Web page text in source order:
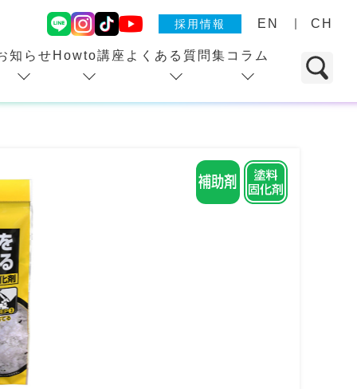
採用情報 EN CH
知らせ Howto講座 よくある質問集 コラム